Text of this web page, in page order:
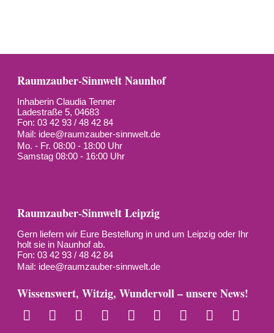
Raumzauber-Sinnwelt Naunhof
Inhaberin Claudia Tenner
Ladestraße 5, 04683
Fon: 03 42 93 / 48 42 84
Mail: idee@raumzauber-sinnwelt.de
Mo. - Fr. 08:00 - 18:00 Uhr
Samstag 08:00 - 16:00 Uhr
Raumzauber-Sinnwelt Leipzig
Gern liefern wir Eure Bestellung in und um Leipzig oder Ihr
holt sie in Naunhof ab.
Fon: 03 42 93 / 48 42 84
Mail: idee@raumzauber-sinnwelt.de
Wissenswert, Witzig, Wundervoll – unsere News!